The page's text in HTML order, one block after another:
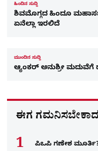
ಹಿಂದಿನ ಸುದ್ದಿ
ಶಿವಮೊಗ್ಗದ ಹಿಂದೂ
ಏನೆಲ್ಲಾ ಇರಲಿದೆ
ಮುಂದಿನ ಸುದ್ದಿ
ಆ್ಯಂಕರ್​ ಅನುಶ್ರೀ
ಈಗ
ಪಿಒಪಿ ಗಣೇಶ ಮೂರ್ತಿ?